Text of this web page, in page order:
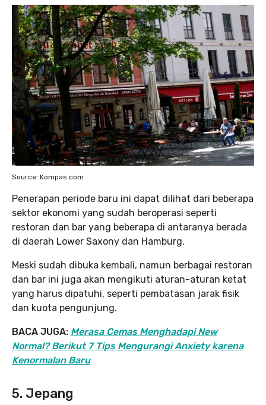
Source: Kompas.com
Penerapan periode baru ini dapat dilihat dari beberapa
sektor ekonomi yang sudah beroperasi seperti
restoran dan bar yang beberapa di antaranya berada
di daerah Lower Saxony dan Hamburg.
Meski sudah dibuka kembali, namun berbagai restoran
dan bar ini juga akan mengikuti aturan-aturan ketat
yang harus dipatuhi, seperti pembatasan jarak fisik
dan kuota pengunjung.
BACA JUGA: Merasa Cemas Menghadapi New
Normal? Berikut 7 Tips Mengurangi Anxiety karena
Kenormalan Baru
5. Jepang